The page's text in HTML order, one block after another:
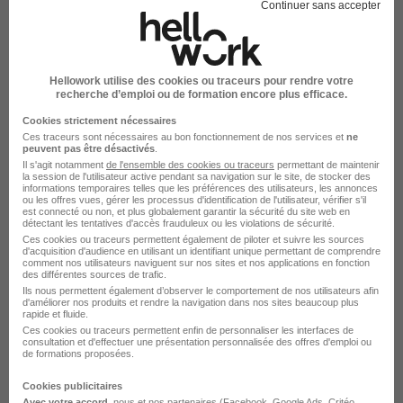
En cliquant sur "Créer mon alerte", vous acceptez les
et déclarez avoir pris connaissance de la
politique de protection des données du site
hellowork.com.
Élargissez votre recherche
Alternance Beauté Vertou
Emploi Beauté
Emploi à Vertou
Alternance Beauté
Continuer sans accepter
Hellowork utilise des cookies ou traceurs pour rendre votre
recherche d’emploi ou de formation encore plus efficace.
Cookies strictement nécessaires
Ces traceurs sont nécessaires au bon fonctionnement de nos services et ne
peuvent pas être désactivés
Il s'agit notamment de l'ensemble des cookies ou traceurs permettant de maintenir
la session de l'utilisateur active pendant sa navigation sur le site, de stocker des
informations temporaires telles que les préférences des utilisateurs, les annonces
ou les offres vues, gérer les processus d'identification de l'utilisateur, vérifier s'il
est connecté ou non, et plus globalement garantir la sécurité du site web en
détectant les tentatives d'accès frauduleux ou les violations de sécurité.
Ces cookies ou traceurs permettent également de piloter et suivre les sources
d'acquisition d'audience en utilisant un identifiant unique permettant de comprendre
comment nos utilisateurs naviguent sur nos sites et nos applications en fonction
des différentes sources de trafic.
Ils nous permettent également d’observer le comportement de nos utilisateurs afin
d'améliorer nos produits et rendre la navigation dans nos sites beaucoup plus
rapide et fluide.
Ces cookies ou traceurs permettent enfin de personnaliser les interfaces de
consultation et d'effectuer une présentation personnalisée des offres d'emploi ou
de formations proposées.
Cookies publicitaires